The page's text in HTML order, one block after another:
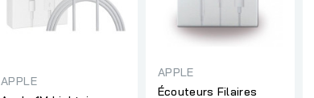
APPLE
APPLE
Écouteurs Filaires